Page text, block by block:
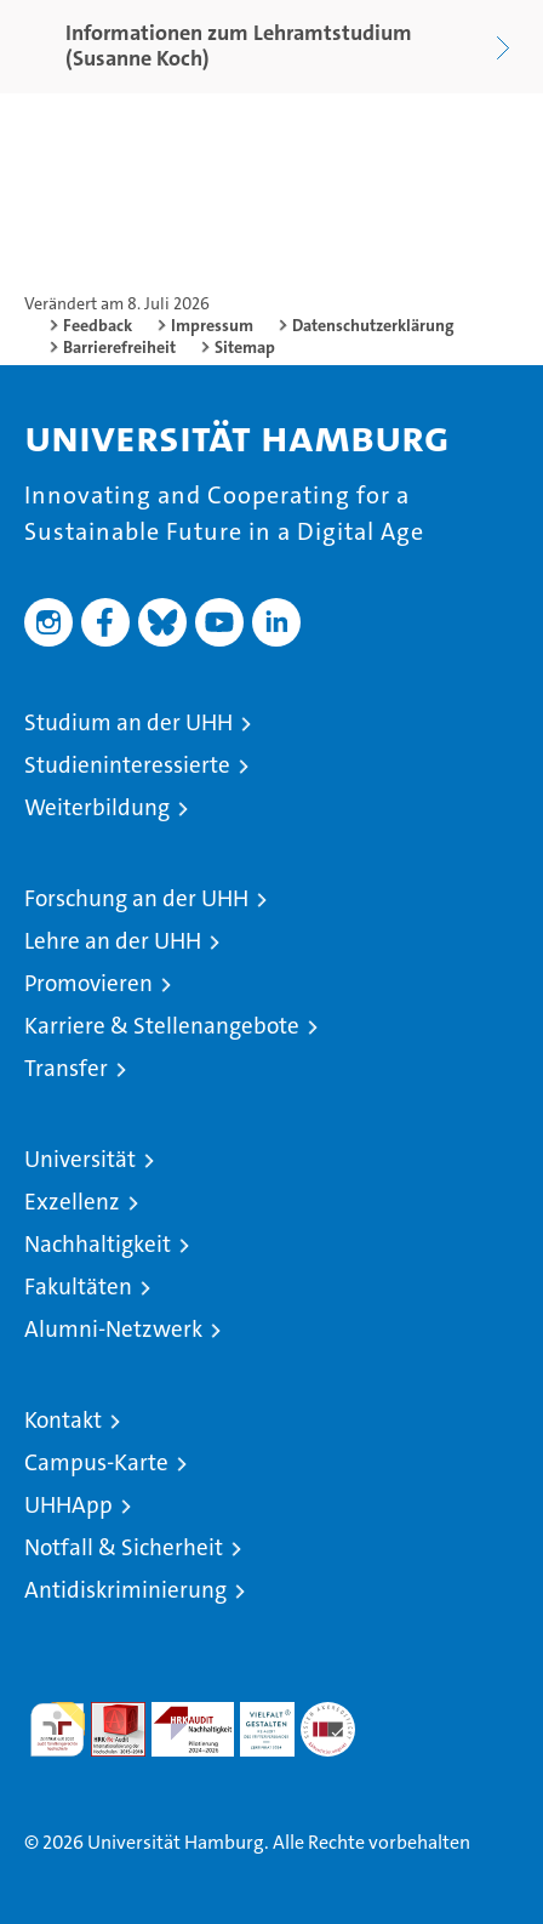
Informationen zum Lehramtstudium
(Susanne Koch)
Verändert am 8. Juli 2026
Feedback
Impressum
Datenschutzerklärung
Barrierefreiheit
Sitemap
Universität Hamburg
Innovating and Cooperating for a
Sustainable Future in a Digital Age
Studium an der UHH
Studieninteressierte
Weiterbildung
Forschung an der UHH
Lehre an der UHH
Promovieren
Karriere & Stellenangebote
Transfer
Universität
Exzellenz
Nachhaltigkeit
Fakultäten
Alumni-Netzwerk
Kontakt
Campus-Karte
UHHApp
Notfall & Sicherheit
Antidiskriminierung
© 2026 Universität Hamburg. Alle Rechte vorbehalten